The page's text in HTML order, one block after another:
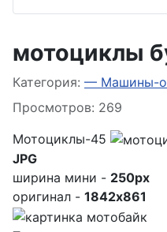
мотоциклы
Информация о
Категория: — Машины-
Просмотров: 269
Мотоциклы-45
JPG
ширина мини - 250px
оригинал - 1842x861